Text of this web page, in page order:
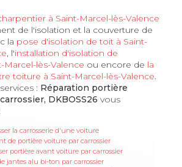
à Saint-Marcel-lès-Valence
de l'isolation et la couverture de
la pose d'isolation de toit à Saint-
, l'installation d'isolation de
Marcel-lès-Valence ou encore de la
toiture à Saint-Marcel-lès-Valence.
: Réparation portière
DKBOSS26 vous
la carrosserie d'une voiture
de portière voiture par carrossier
portière avant voiture par carrossier
jantes alu bi-ton par carrossier